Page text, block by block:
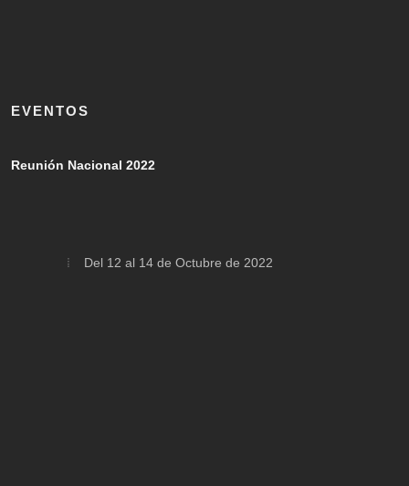
EVENTOS
Reunión Nacional 2022
Del 12 al 14 de Octubre de 2022